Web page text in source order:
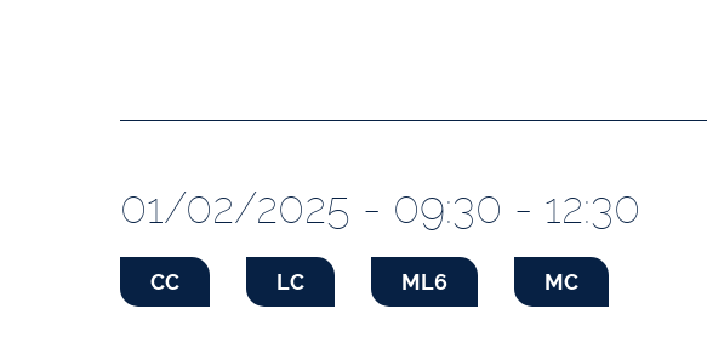
01/02/2025 - 09:30 - 12:30
CC LC ML6 MC